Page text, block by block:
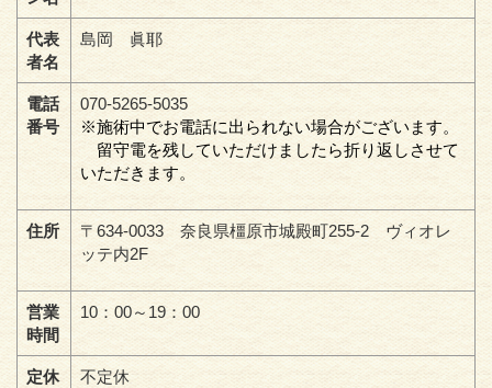
代表
者名
島岡 眞耶
電話
番号
070-5265-5035
※施術中でお電話に出られない場合がございます。
留守電を残していただけましたら折り返しさせて
いただきます。
住所
〒634-0033 奈良県橿原市城殿町255-2 ヴィオレ
ッテ内2F
営業
時間
10：00～19：00
定休
不定休